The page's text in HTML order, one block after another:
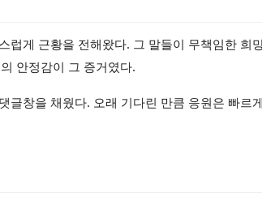
럽게 근황을 전해왔다. 그 말들이 무책임한 희
안정감이 그 증거였다.
글창을 채웠다. 오래 기다린 만큼 응원은 빠르